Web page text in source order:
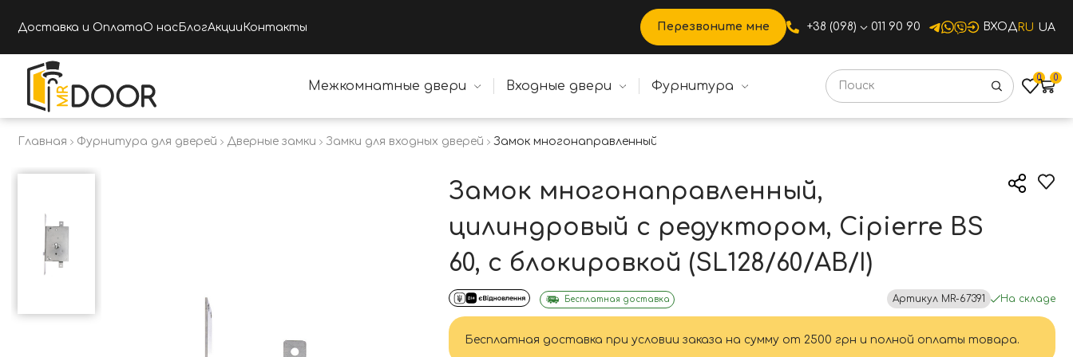
Доставка и ОплатаО нас БлогАкции Контакты Перезвоните мне +38 (098) 011 90 90 ВХОД RU UA
Межкомнатные двери Входные двери Фурнитура
0 0
Главная Фурнитура для дверей Дверные замки Замки для входных дверей Замок многонаправленный, цилиндровый с редуктором, Cipierre BS 60, с блокировкой (SL128/
Замок многонаправленный,
цилиндровый с редуктором, Cipierre BS
60, с блокировкой (SL128/60/AB/I)
Бесплатная доставка Артикул MR-67391 На складе
Бесплатная доставка при условии заказа на сумму от 2500 грн и полной оплаты товара.